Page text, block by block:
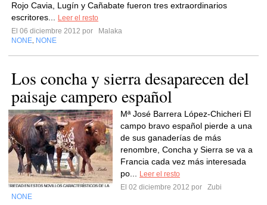
Rojo Cavia, Lugín y Cañabate fueron tres extraordinarios
escritores...
Leer el resto
El 06 diciembre 2012 por
Malaka
NONE NONE
Los concha y sierra desaparecen del
paisaje campero español
Mª José Barrera López-Chicheri El
campo bravo español pierde a una
de sus ganaderías de más
renombre, Concha y Sierra se va a
Francia cada vez más interesada
po...
Leer el resto
El 02 diciembre 2012 por
Zubi
NONE